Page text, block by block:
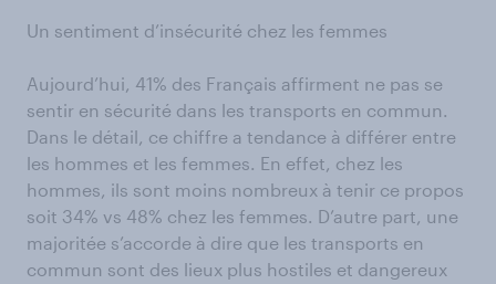
Un sentiment d’insécurité chez les femmes
Aujourd’hui, 41% des Français affirment ne pas se
sentir en sécurité dans les transports en commun.
Dans le détail, ce chiffre a tendance à différer entre
les hommes et les femmes. En effet, chez les
hommes, ils sont moins nombreux à tenir ce propos
soit 34% vs 48% chez les femmes. D’autre part, une
majoritée s’accorde à dire que les transports en
commun sont des lieux plus hostiles et dangereux